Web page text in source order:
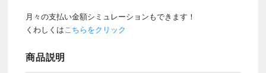
月々の支払い金額シミュレーションもできます！
くわしくはこちらをクリック
商品説明